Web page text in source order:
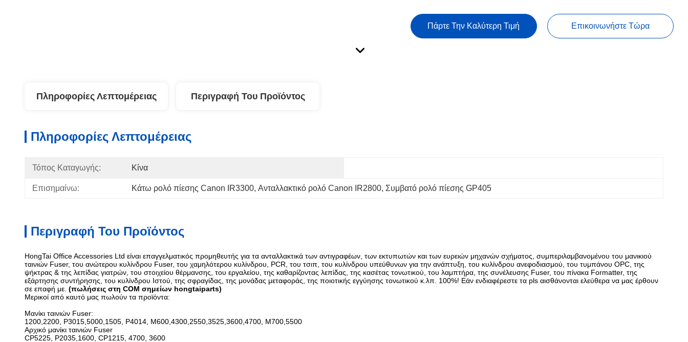
Πάρτε Την Καλύτερη Τιμή Επικοινωνήστε Τώρα
Πληροφορίες Λεπτομέρειας Περιγραφή Του Προϊόντος
Πληροφορίες Λεπτομέρειας
Τόπος Καταγωγής: Κίνα
Επισημαίνω: Κάτω ρολό πίεσης Canon IR3300, Ανταλλακτικό ρολό Canon IR2800, Συμβατό ρολό πίεσης GP405
Περιγραφή Του Προϊόντος
HongTai Office Accessories Ltd είναι επαγγελματικός προμηθευτής για τα ανταλλακτικά των αντιγραφέων, των εκτυπωτών και των ευρειών μηχανών σχήματος, συμπεριλαμβανομένου του μανικιού
ταινιών Fuser, του ανώτερου κυλίνδρου Fuser, του χαμηλότερου κυλίνδρου, PCR, του τσιπ, του κυλίνδρου υπεύθυνων για την ανάπτυξη, του κυλίνδρου ανεφοδιασμού, του τυμπάνου OPC, της
ψήκτρας & της λεπίδας γιατρών, του στοιχείου θέρμανσης, του εργαλείου, της καθαρίζοντας λεπίδας, της κασέτας τονωτικού, του λαμπτήρα, της συνέλευσης Fuser, του πίνακα Formatter, της
εξάρτησης συντήρησης, του κυλίνδρου Ιστού, της σφραγίδας, της μονάδας μεταφοράς, της ποιοτικής εγγύησης τονωτικού κ.λπ. 100%! Εάν ενδιαφέρεστε τα pls αισθάνονται ελεύθερα να μας έρθουν
σε επαφή με. (πωλήσεις στη COM σημείων hongtaiparts)
Μερικοί από καυτό μας πωλούν τα προϊόντα:
Μανίκι ταινιών Fuser:
1200,2200, P3015,5000,1505, P4014, M600,4300,2550,3525,3600,4700, M700,5500
Αρχικό μανίκι ταινιών Fuser
CP5225, P2035,1600, CP1215, 4700, 3600